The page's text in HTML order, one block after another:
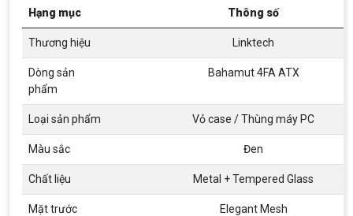
Hạng mục Thông số
Thương hiệu Linktech
Dòng sản
phẩm
Bahamut 4FA ATX
Loại sản phẩm Vỏ case / Thùng máy PC
Màu sắc Đen
Chất liệu Metal + Tempered Glass
Mặt trước Elegant Mesh